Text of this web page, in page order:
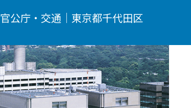
官公庁・交通｜東京都千代田区